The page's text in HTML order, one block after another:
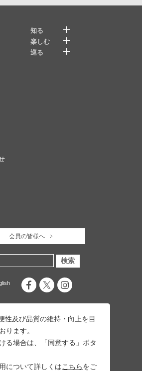
性及び品質の維持・向上を目
ります。
る場合は、「同意する」ボタ
について詳しくはこちらをご
知る
楽しむ
巡る
会員の皆様へ